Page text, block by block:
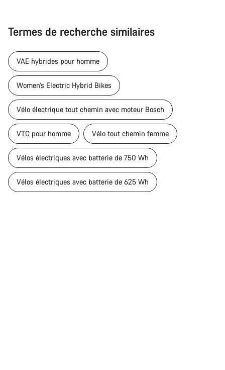
Termes de recherche similaires
VAE hybrides pour homme
Women’s Electric Hybrid Bikes
Vélo électrique tout chemin avec moteur Bosch
VTC pour homme Vélo tout chemin femme
Vélos électriques avec batterie de 750 Wh
Vélos électriques avec batterie de 625 Wh